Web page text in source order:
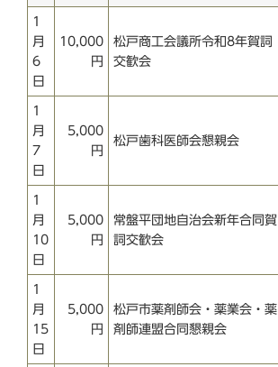
1
月
6
日
10,000
円
松戸商工会議所令和8年賀詞
交歓会
1
月
7
日
5,000
円
松戸歯科医師会懇親会
1
月
10
日
5,000
円
常盤平団地自治会新年合同賀
詞交歓会
1
月
15
日
5,000
円
松戸市薬剤師会・薬業会・薬
剤師連盟合同懇親会